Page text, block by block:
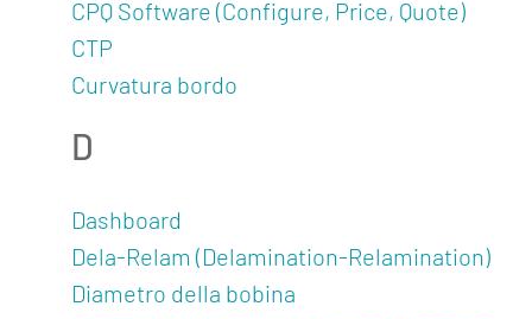
CPQ Software (Configure, Price, Quote)
CTP
Curvatura bordo
D
Dashboard
Dela-Relam (Delamination-Relamination)
Diametro della bobina